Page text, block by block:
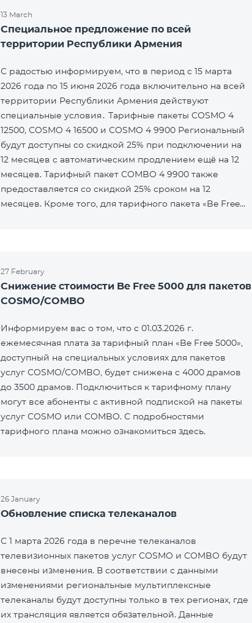
13 March
Специальное предложение по всей
территории Республики Армения
С радостью информируем, что в период с 15 марта
2026 года по 15 июня 2026 года включительно на всей
территории Республики Армения действуют
специальные условия․ Тарифные пакеты COSMO 4
12500, COSMO 4 16500 и COSMO 4 9900 Региональный
будут доступны со скидкой 25% при подключении на
12 месяцев с автоматическим продлением ещё на 12
месяцев. Тарифный пакет COMBO 4 9900 также
предоставляется со скидкой 25% сроком на 12
месяцев. Кроме того, для тарифного пакета «Be Free
27 February
Снижение стоимости Be Free 5000 для пакетов
COSMO/COMBO
Информируем вас о том, что с 01.03.2026 г.
ежемесячная плата за тарифный план «Be Free 5000»,
доступный на специальных условиях для пакетов
услуг COSMO/COMBO, будет снижена с 4000 драмов
до 3500 драмов. Подключиться к тарифному плану
могут все абоненты с активной подпиской на пакеты
услуг COSMO или COMBO. С подробностями
тарифного плана можно ознакомиться здесь.
26 January
Обновление списка телеканалов
С 1 марта 2026 года в перечне телеканалов
телевизионных пакетов услуг COSMO и COMBO будут
внесены изменения. В соответствии с данными
изменениями региональные мультиплексные
телеканалы будут доступны только в тех регионах, где
их трансляция является обязательной. Данные